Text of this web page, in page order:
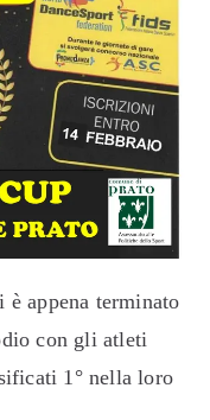
appena terminato
con gli atleti
1° nella loro